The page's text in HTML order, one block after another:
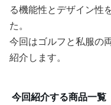
る機能性とデザイン性
た。
今回はゴルフと私服の
紹介します。
今回紹介する商品一覧